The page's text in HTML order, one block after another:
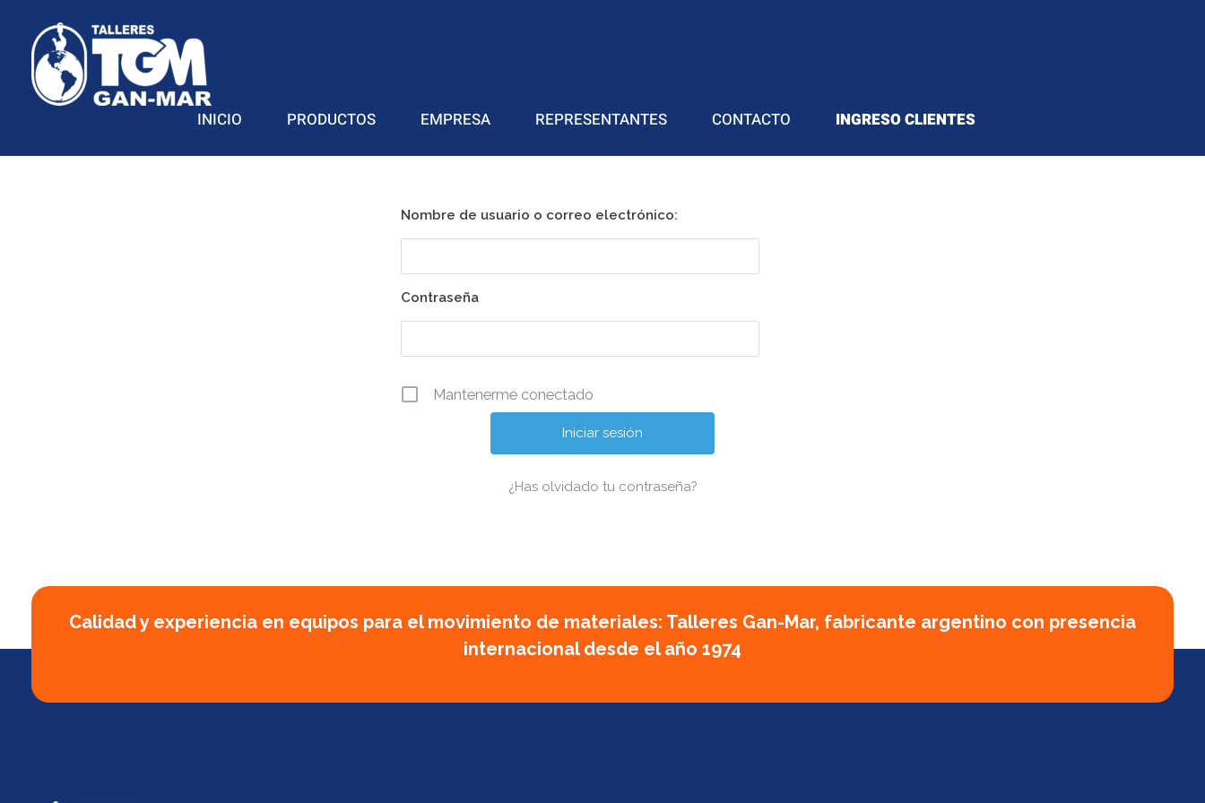
INICIO PRODUCTOS EMPRESA REPRESENTANTES CONTACTO INGRESO CLIENTES
Nombre de usuario o correo electrónico:
Contraseña
Mantenerme conectado
¿Has olvidado tu contraseña?
Calidad y experiencia en equipos para el movimiento de materiales: Talleres Gan-Mar, fabricante argentino con presencia
internacional desde el año 1974